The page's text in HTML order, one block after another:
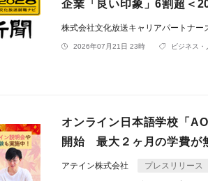
企業「良い印象」6割超＜
株式会社文化放送キャリアパートナー
2026年07月21日 23時 ビジネス・
オンライン日本語学校「
開始 最大２ヶ月の学費が
アテイン株式会社 プレスリリース